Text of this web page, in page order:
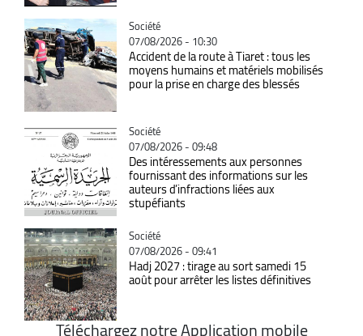
Catégorie
Société
07/08/2026 - 10:30
Accident de la route à Tiaret : tous les
moyens humains et matériels mobilisés
pour la prise en charge des blessés
Catégorie
Société
07/08/2026 - 09:48
Des intéressements aux personnes
fournissant des informations sur les
auteurs d’infractions liées aux
stupéfiants
Catégorie
Société
07/08/2026 - 09:41
Hadj 2027 : tirage au sort samedi 15
août pour arrêter les listes définitives